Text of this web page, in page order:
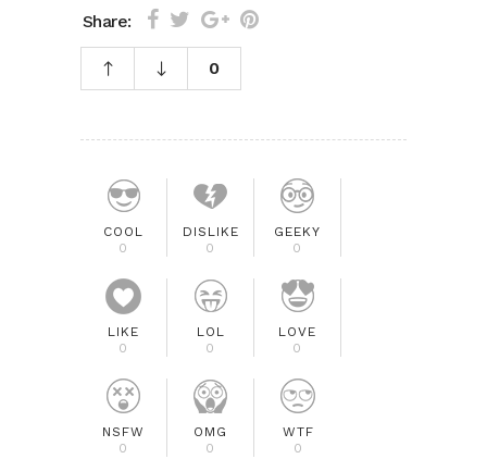
Share:
0
COOL
0
DISLIKE
0
GEEKY
0
LIKE
0
LOL
0
LOVE
0
NSFW
0
OMG
0
WTF
0